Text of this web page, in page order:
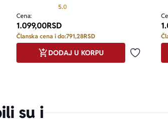
aboutPage.sr-only.custom-youtube-play-icon
u omiljene
5.0
Cena:
1.099,00RSD
Članska cena i do:791,28RSD
Dodaj u
DODAJ U KORPU
su i